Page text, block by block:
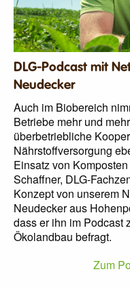
DLG-Podcast mit
Neudecker
Auch im Biobereich
Betriebe mehr und
überbetriebliche
Nährstoffversorgung
Einsatz von
Schaffner, DLG-
Konzept von unserem
Neudecker aus
dass er ihn im Podcast
Ökolandbau befragt.
Zum